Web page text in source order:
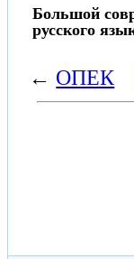
Большой
русского
← ОПЕК